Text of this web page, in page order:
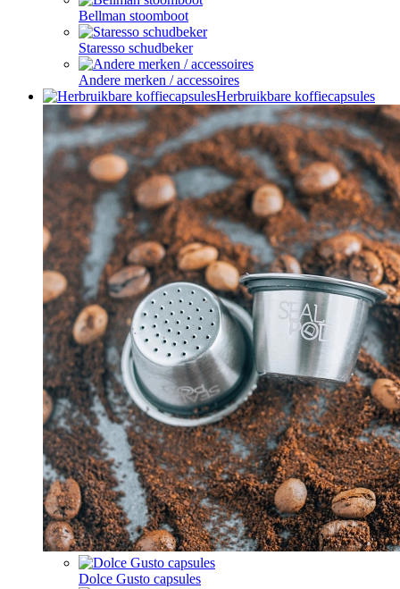
Bellman stoomboot
Staresso schudbeker
Andere merken / accessoires
Herbruikbare koffiecapsules
Dolce Gusto capsules